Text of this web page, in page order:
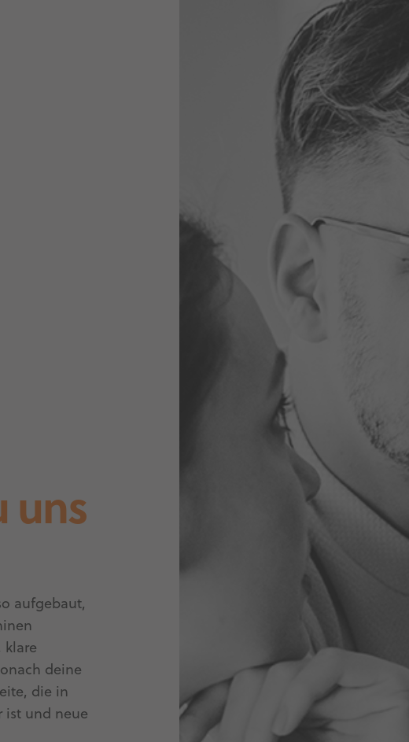
uns
aufgebaut,
klare
deine
die in
ist und neue